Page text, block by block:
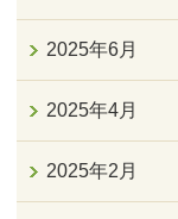
2025年6月
2025年4月
2025年2月